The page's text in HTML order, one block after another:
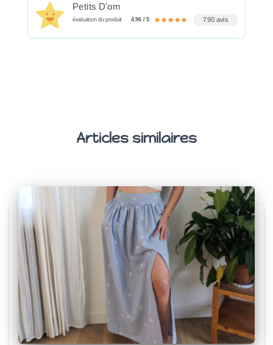
Petits D'om
évaluation du produit 4.96 / 5 790 avis
Articles similaires